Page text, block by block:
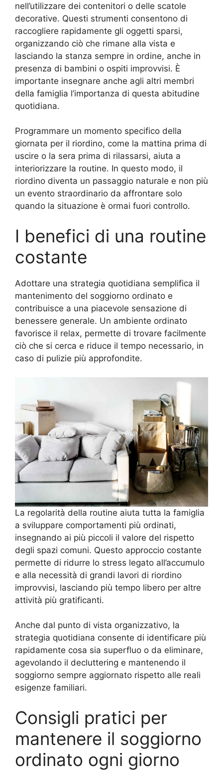
nell’utilizzare dei contenitori o delle scatole
decorative. Questi strumenti consentono di
raccogliere rapidamente gli oggetti sparsi,
organizzando ciò che rimane alla vista e
lasciando la stanza sempre in ordine, anche in
presenza di bambini o ospiti improvvisi. È
importante insegnare anche agli altri membri
della famiglia l’importanza di questa abitudine
quotidiana.
Programmare un momento specifico della
giornata per il riordino, come la mattina prima di
uscire o la sera prima di rilassarsi, aiuta a
interiorizzare la routine. In questo modo, il
riordino diventa un passaggio naturale e non più
un evento straordinario da affrontare solo
quando la situazione è ormai fuori controllo.
I benefici di una routine
costante
Adottare una strategia quotidiana semplifica il
mantenimento del soggiorno ordinato e
contribuisce a una piacevole sensazione di
benessere generale. Un ambiente ordinato
favorisce il relax, permette di trovare facilmente
ciò che si cerca e riduce il tempo necessario, in
caso di pulizie più approfondite.
La regolarità della routine aiuta tutta la famiglia
a sviluppare comportamenti più ordinati,
insegnando ai più piccoli il valore del rispetto
degli spazi comuni. Questo approccio costante
permette di ridurre lo stress legato all’accumulo
e alla necessità di grandi lavori di riordino
improvvisi, lasciando più tempo libero per altre
attività più gratificanti.
Anche dal punto di vista organizzativo, la
strategia quotidiana consente di identificare più
rapidamente cosa sia superfluo o da eliminare,
agevolando il decluttering e mantenendo il
soggiorno sempre aggiornato rispetto alle reali
esigenze familiari.
Consigli pratici per
mantenere il soggiorno
ordinato ogni giorno